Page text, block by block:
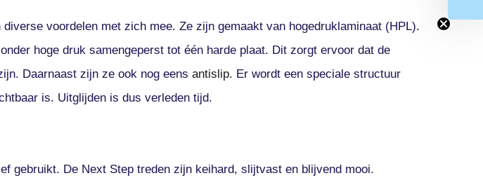
diverse voordelen met zich mee. Ze zijn gemaakt van hogedruklaminaat (HPL).
hoge druk samengeperst tot één harde plaat. Dit zorgt ervoor dat de
Daarnaast zijn ze ook nog eens antislip. Er wordt een speciale structuur
is. Uitglijden is dus verleden tijd.
gebruikt. De Next Step treden zijn keihard, slijtvast en blijvend mooi.